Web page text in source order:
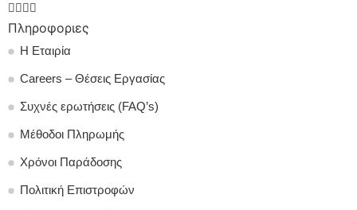
Πληροφοριες
Η Εταιρία
Careers – Θέσεις Εργασίας
Συχνές ερωτήσεις (FAQ’s)
Μέθοδοι Πληρωμής
Χρόνοι Παράδοσης
Πολιτική Επιστροφών